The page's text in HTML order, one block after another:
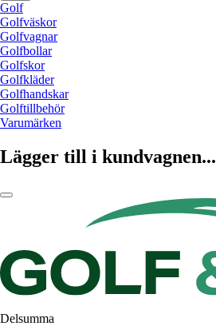
Golf
Golfväskor
Golfvagnar
Golfbollar
Golfskor
Golfkläder
Golfhandskar
Golftillbehör
Varumärken
Lägger till i kundvagnen...
Delsumma